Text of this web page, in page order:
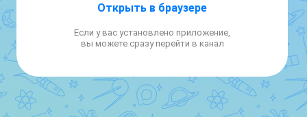
Открыть в браузере
Если у вас установлено приложение,
вы можете сразу перейти в канал